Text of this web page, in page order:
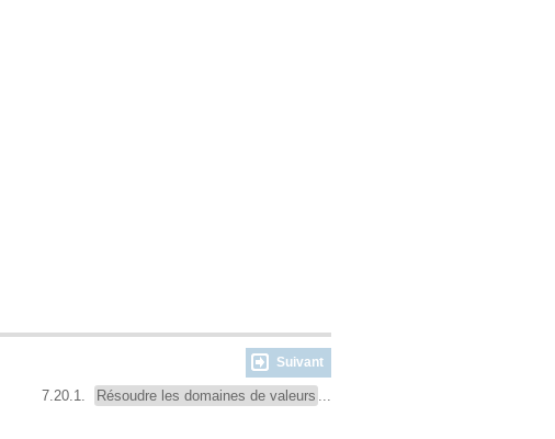
Suivant
7.20.1. Résoudre les domaines de valeurs ...